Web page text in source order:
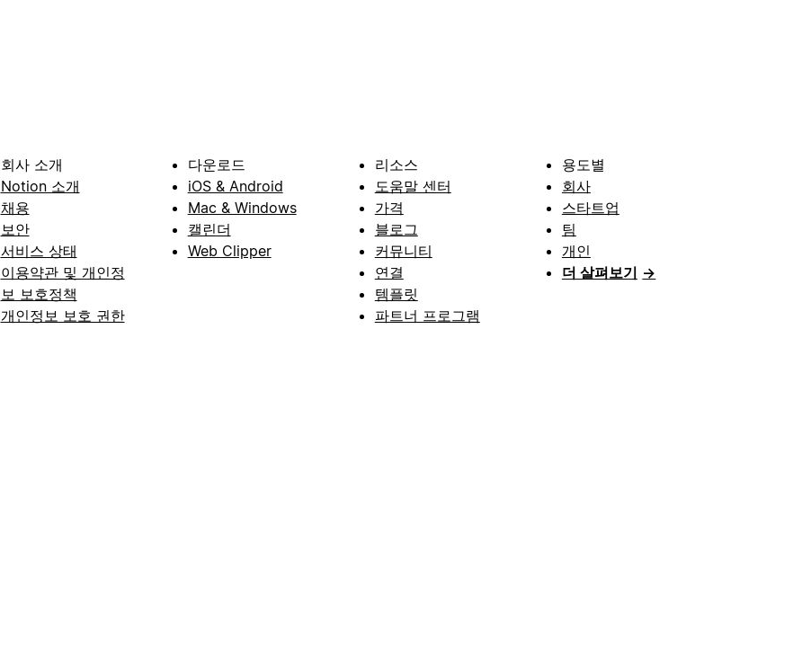
회사 소개
Notion 소개
채용
보안
서비스 상태
이용약관 및 개인정
보 보호정책
개인정보 보호 권한
다운로드
iOS & Android
Mac & Windows
캘린더
Web Clipper
리소스
도움말 센터
가격
블로그
커뮤니티
연결
템플릿
파트너 프로그램
용도별
회사
스타트업
팀
개인
더 살펴보기 →